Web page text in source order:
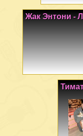
Жак Энтони -